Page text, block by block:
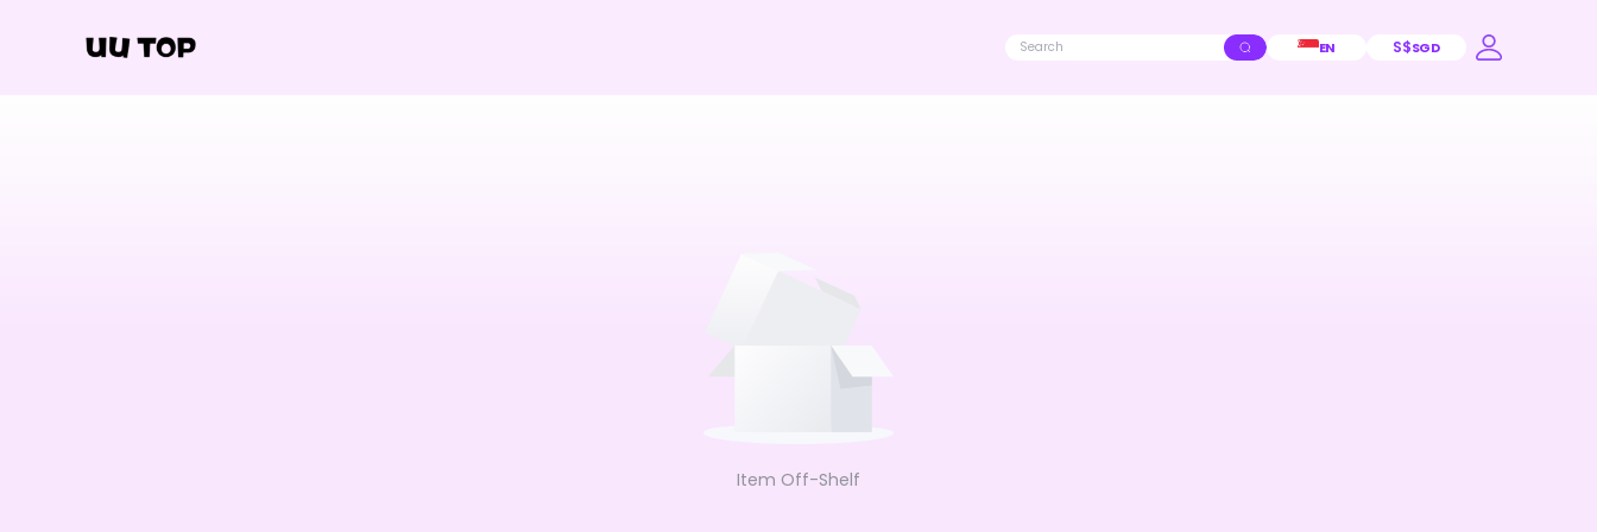
EN S$SGD
Item Off-Shelf